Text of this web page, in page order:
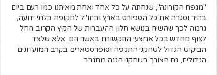
"מגפת הקורונה", שנחתה על כל אחד ואחת מאיתנו כמו רעם ביום
בהיר וסגרה את כל הספורט בארץ ובחו"ל לתקופה בלתי ידועה,
גרמה לכך שהשיח בנושא חלון ההעברות של הקיץ הקרוב החל
לצוף מחדש בכל אמצעי התקשורת באשר הם. אלא שלצד
הביקוש הגדול לשחקני התקפה וסופרסטארים בקרב המועדונים
הגדולים, גם הצורך בשחקני הגנה מתגבר.